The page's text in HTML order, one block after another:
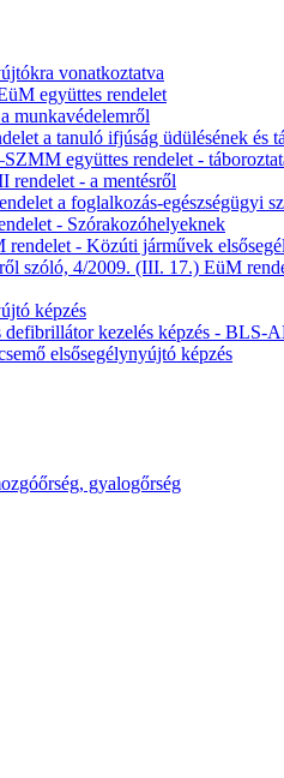
vonatkoztatva
együttes rendelet
munkavédelemről
a tanuló ifjúság üdülésének és
együttes rendelet -
- a mentésről
a foglalkozás-egészségügyi
- Szórakozóhelyeknek
- Közúti járművek
szóló, 4/2009. (III. 17.) EüM
képzés
defibrillátor kezelés képzés - BLS-
elsősegélynyújtó képzés
gyalogőrség